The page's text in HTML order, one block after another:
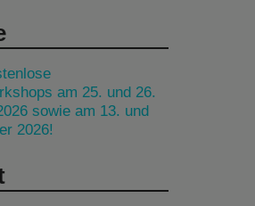
am 25. und 26.
sowie am 13. und
2026!